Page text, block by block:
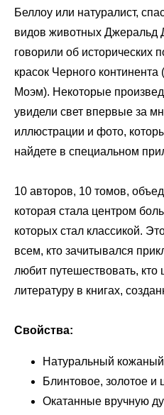
Беллоу или натуралист,
видов животных Джеральд
говорили об исторических
красок Черного
Моэм). Некоторые
увидели свет впервые за
иллюстрации и фото,
найдете в специальном
10 авторов, 10 томов,
которая стала центром
которых стал классикой.
всем, кто зачитывался
любит путешествовать,
литературу в книгах,
Свойства:
Натуральный
Блинтовое, золотое и
Окатанные вручную